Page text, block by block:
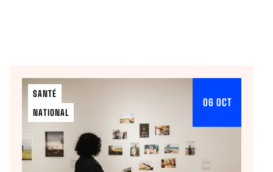
SANTÉ
NATIONAL
06 OCT